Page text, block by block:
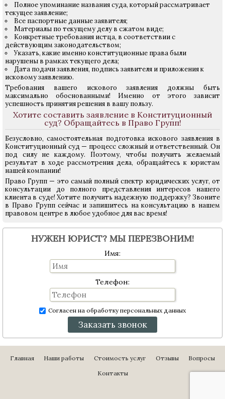
Полное упоминание названия суда, который рассматривает
текущее заявление;
Все паспортные данные заявителя;
Материалы по текущему делу в сжатом виде;
Конкретные требования истца, в соответствии с
действующим законодательством;
Указать, какие именно конституционные права были
нарушены в рамках текущего дела;
Дата подачи заявления, подпись заявителя и приложения к
исковому заявлению.
Требования вашего искового заявления должны быть
максимально обоснованными! Именно от этого зависит
успешность принятия решения в вашу пользу.
Хотите составить заявление в Конституционный
суд? Обращайтесь в Право Групп!
Безусловно, самостоятельная подготовка искового заявления в
Конституционный суд — процесс сложный и ответственный. Он
под силу не каждому. Поэтому, чтобы получить желаемый
результат в ходе рассмотрения дела, обращайтесь к юристам
нашей компании!
Право Групп — это самый полный спектр юридических услуг, от
консультации до полного представления интересов нашего
клиента в суде! Хотите получить надежную поддержку? Звоните
в Право Групп сейчас и запишитесь на консультацию в нашем
правовом центре в любое удобное для вас время!
НУЖЕН ЮРИСТ? МЫ ПЕРЕЗВОНИМ!
Имя:
Телефон:
Согласен на обработку персональных данных
Заказать звонок
Главная Наши работы Стоимость услуг Отзывы
Вопросы
Контакты